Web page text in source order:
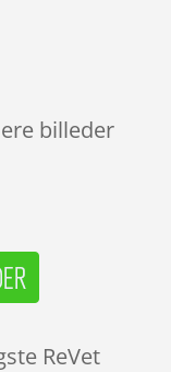
billeder
ReVet